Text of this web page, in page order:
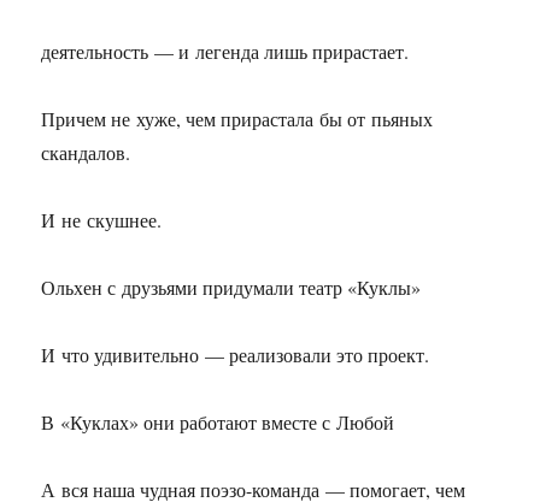
деятельность — и легенда лишь прирастает.
Причем не хуже, чем прирастала бы от пьяных
скандалов.
И не скушнее.
Ольхен с друзьями придумали театр «Куклы»
И что удивительно — реализовали это проект.
В «Куклах» они работают вместе с Любой
А вся наша чудная поэзо-команда — помогает, чем